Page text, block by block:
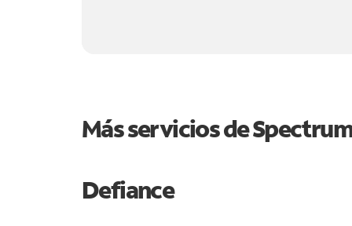
Más servicios de
Defiance